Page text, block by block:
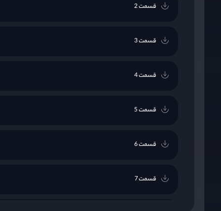
قسمت 2
قسمت 3
قسمت 4
قسمت 5
قسمت 6
قسمت 7